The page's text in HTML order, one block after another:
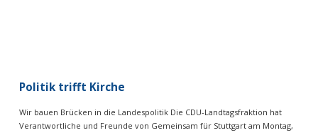
Politik trifft Kirche
Wir bauen Brücken in die Landespolitik Die CDU-Landtagsfraktion hat
Verantwortliche und Freunde von Gemeinsam für Stuttgart am Montag,